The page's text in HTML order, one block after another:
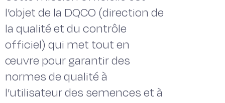
l’objet de la DQCO (direction de
la qualité et du contrôle
officiel) qui met tout en
œuvre pour garantir des
normes de qualité à
l’utilisateur des semences et à